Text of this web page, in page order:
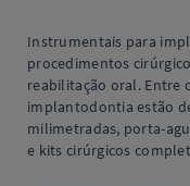
Instrumentais para
procedimentos
reabilitação oral. Entre
implantodontia estão
milimetradas, porta-
e kits cirúrgicos